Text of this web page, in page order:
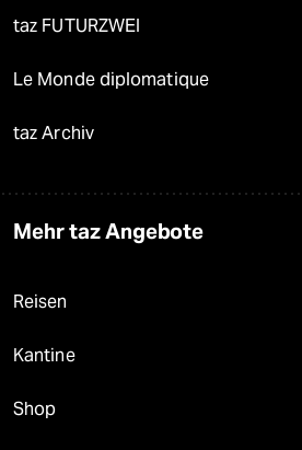
taz FUTURZWEI
Le Monde diplomatique
taz Archiv
Mehr taz Angebote
Reisen
Kantine
Shop